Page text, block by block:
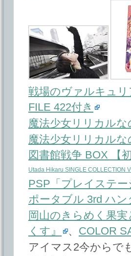
戦場のヴァルキュ
FILE 422付き
魔法少女リリカルな
魔法少女リリカル
図書館戦争 BOX 【
Utada Hikaru SINGLE COLLECTION
PSP「プレイステ
ポータブル 3rd ハ
岡山のきらめく果
くす』
、 COLOR
アイマス2今からで